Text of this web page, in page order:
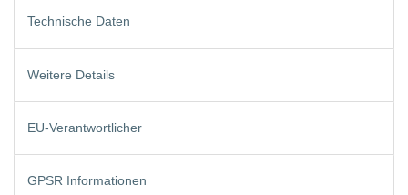
Technische Daten
Weitere Details
EU-Verantwortlicher
GPSR Informationen